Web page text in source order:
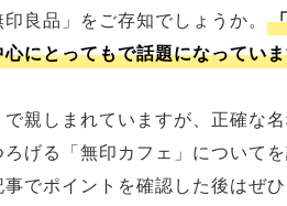
良品」をご存知でしょうか。
にとってもで話題になってい
で親しまれていますが、正確な
げる「無印カフェ」について
でポイントを確認した後はぜ